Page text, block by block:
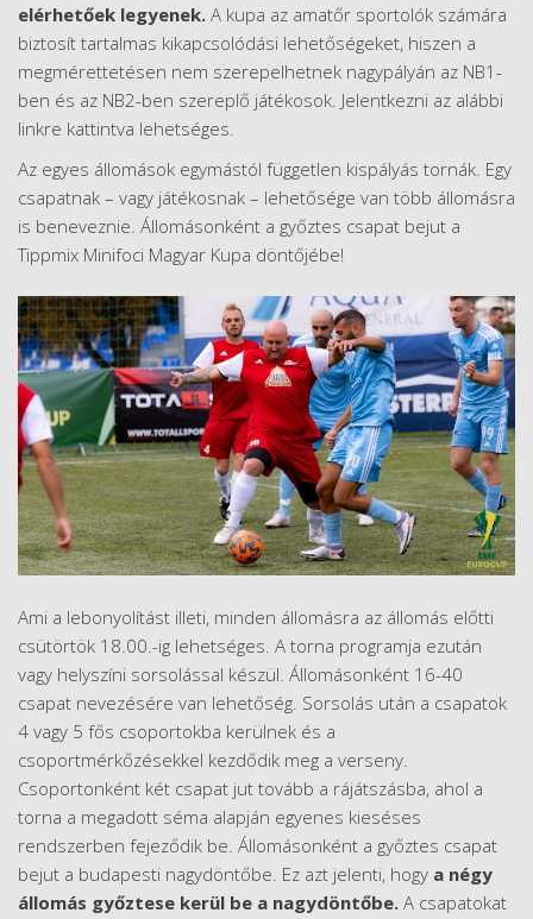
elérhetőek legyenek. A kupa az amatőr sportolók számára
biztosít tartalmas kikapcsolódási lehetőségeket, hiszen a
megmérettetésen nem szerepelhetnek nagypályán az NB1-
ben és az NB2-ben szereplő játékosok. Jelentkezni az alábbi
linkre kattintva lehetséges.
Az egyes állomások egymástól független kispályás tornák. Egy
csapatnak – vagy játékosnak – lehetősége van több állomásra
is beneveznie. Állomásonként a győztes csapat bejut a
Tippmix Minifoci Magyar Kupa döntőjébe!
Ami a lebonyolítást illeti, minden állomásra az állomás előtti
csütörtök 18.00.-ig lehetséges. A torna programja ezután
vagy helyszíni sorsolással készül. Állomásonként 16-40
csapat nevezésére van lehetőség. Sorsolás után a csapatok
4 vagy 5 fős csoportokba kerülnek és a
csoportmérkőzésekkel kezdődik meg a verseny.
Csoportonként két csapat jut tovább a rájátszásba, ahol a
torna a megadott séma alapján egyenes kieséses
rendszerben fejeződik be. Állomásonként a győztes csapat
bejut a budapesti nagydöntőbe. Ez azt jelenti, hogy a négy
állomás győztese kerül be a nagydöntőbe. A csapatokat